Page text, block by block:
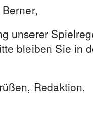
unserer
bleiben Sie in
Redaktion.